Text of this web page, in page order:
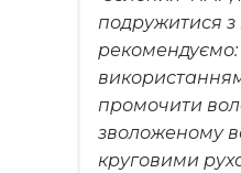
подружитися з
рекомендуємо:
промочити
зволоженому
круговими